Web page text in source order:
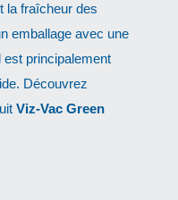
la fraîcheur des
emballage avec une
est principalement
Découvrez
Viz-Vac Green